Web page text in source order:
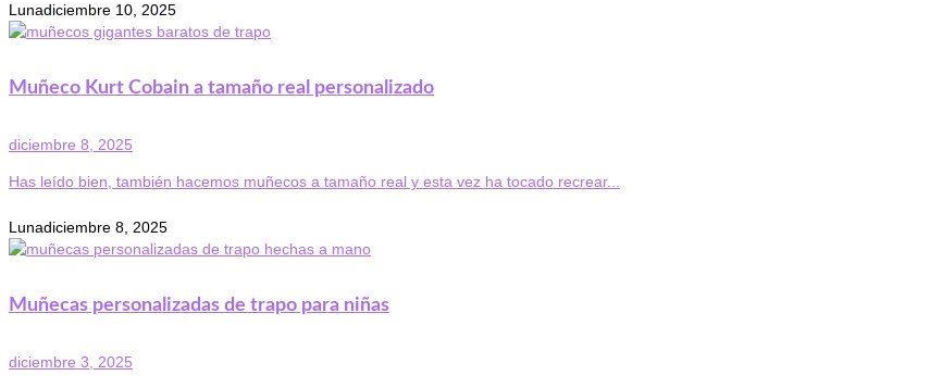
Lunadiciembre 10, 2025
Muñeco Kurt Cobain a tamaño real personalizado
diciembre 8, 2025
Has leído bien, también hacemos muñecos a tamaño real y esta vez ha tocado recrear...
Lunadiciembre 8, 2025
Muñecas personalizadas de trapo para niñas
diciembre 3, 2025